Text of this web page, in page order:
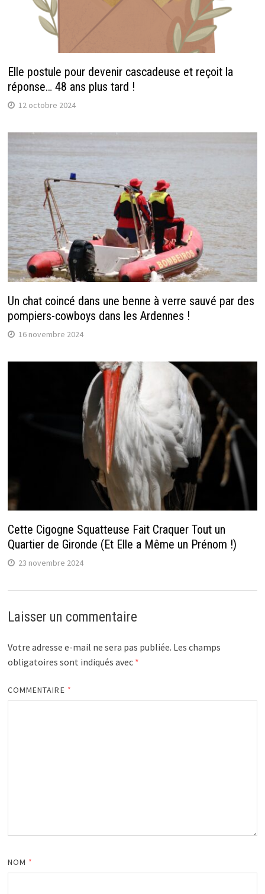
Elle postule pour devenir cascadeuse et reçoit la
réponse… 48 ans plus tard !
12 octobre 2024
Un chat coincé dans une benne à verre sauvé par des
pompiers-cowboys dans les Ardennes !
16 novembre 2024
Cette Cigogne Squatteuse Fait Craquer Tout un
Quartier de Gironde (Et Elle a Même un Prénom !)
23 novembre 2024
Laisser un commentaire
Votre adresse e-mail ne sera pas publiée. Les champs
obligatoires sont indiqués avec *
COMMENTAIRE *
NOM *